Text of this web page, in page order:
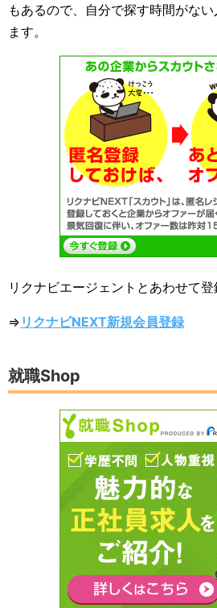
もあるので、自分で探す時間がな
ます。
リクナビエージェントとあわせて登
⇒ リクナビNEXT新規会員登録
就職Shop